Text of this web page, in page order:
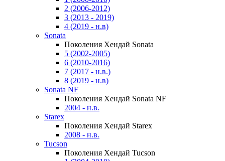
2 (2006-2012)
3 (2013 - 2019)
4 (2019 - н.в)
Sonata
Поколения Хендай Sonata
5 (2002-2005)
6 (2010-2016)
7 (2017 - н.в.)
8 (2019 - н.в)
Sonata NF
Поколения Хендай Sonata NF
2004 - н.в.
Starex
Поколения Хендай Starex
2008 - н.в.
Tucson
Поколения Хендай Tucson